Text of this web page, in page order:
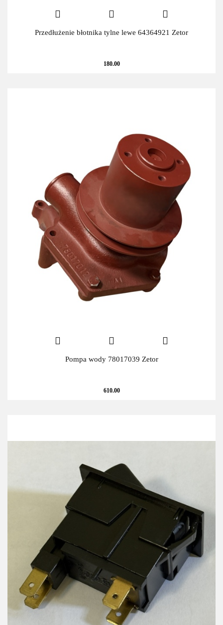
Przedłużenie błotnika tylne lewe 64364921 Zetor
180.00
Pompa wody 78017039 Zetor
610.00